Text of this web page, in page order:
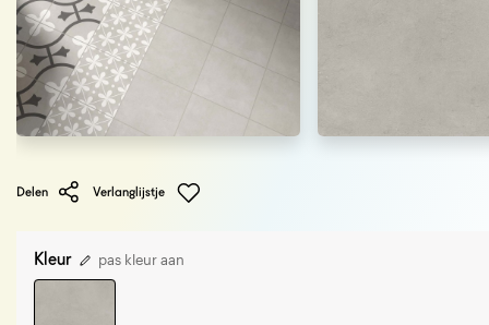
Delen Verlanglijstje
Kleur pas kleur aan